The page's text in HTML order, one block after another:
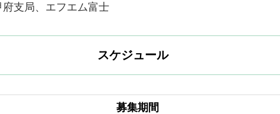
支局、エフエム富士
スケジュール
募集期間